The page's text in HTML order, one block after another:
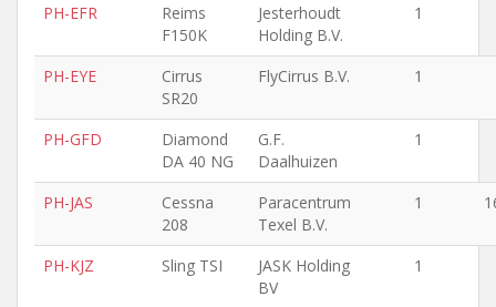
PH-EFR
Reims
F150K
Jesterhoudt
Holding B.V.
1
PH-EYE
Cirrus
SR20
FlyCirrus B.V. 1
PH-GFD
Diamond
DA 40 NG
G.F.
Daalhuizen
1
PH-JAS
Cessna
208
Paracentrum
Texel B.V.
1
PH-KJZ Sling TSI
JASK Holding
BV
1